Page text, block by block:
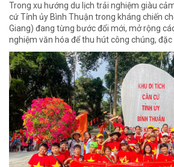
Trong xu hướng du lịch trải nghiệm giàu
cứ Tỉnh ủy Bình Thuận trong kháng chiến
Giang) đang từng bước đổi mới, mở rộng
nghiệm văn hóa để thu hút công chúng, đặc